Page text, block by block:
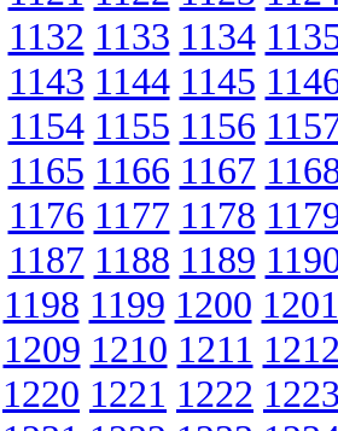
1132 1133 1134
1143 1144 1145
1154 1155 1156
1165 1166 1167
1176 1177 1178
1187 1188 1189
1198 1199 1200 1201
1209 1210 1211
1220 1221 1222